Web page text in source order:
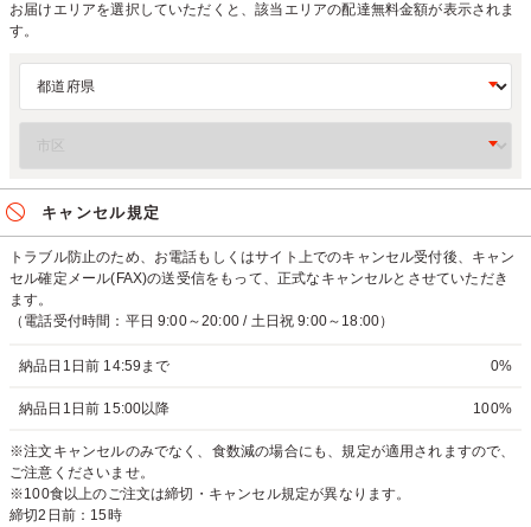
お届けエリアを選択していただくと、該当エリアの配達無料金額が表示されま
す。
キャンセル規定
トラブル防止のため、お電話もしくはサイト上でのキャンセル受付後、キャン
セル確定メール(FAX)の送受信をもって、正式なキャンセルとさせていただき
ます。
（電話受付時間：平日 9:00～20:00 / 土日祝 9:00～18:00）
納品日1日前 14:59まで 0%
納品日1日前 15:00以降 100%
※注文キャンセルのみでなく、食数減の場合にも、規定が適用されますので、
ご注意くださいませ。
※100食以上のご注文は締切・キャンセル規定が異なります。
締切2日前：15時